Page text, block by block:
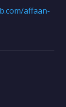
affaan-